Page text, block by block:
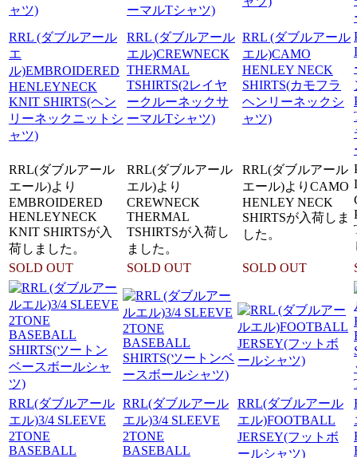
RRL (ダブルアール
エ
ル)EMBROIDERED
HENLEYNECK
KNIT SHIRTS(ヘン
リーネックニットシ
ャツ)
RRL (ダブルアール
エル)CREWNECK
THERMAL
TSHIRTS(2レイヤ
ークルーネックサ
ーマルTシャツ)
RRL (ダブルアール
エル)CAMO
HENLEY NECK
SHIRTS(カモフラ
ヘンリーネックシ
ャツ)
RRL(ダブルアール
エール)より
EMBROIDERED
HENLEYNECK
KNIT SHIRTSが入
荷しました。
RRL(ダブルアール
エル)より
CREWNECK
THERMAL
TSHIRTSが入荷し
ました。
RRL(ダブルアール
エール)よりCAMO
HENLEY NECK
SHIRTSが入荷しま
した。
SOLD OUT
SOLD OUT SOLD OUT
RRL(ダブルアール
エル)3/4 SLEEVE
2TONE
BASEBALL
RRL(ダブルアール
エル)3/4 SLEEVE
2TONE
BASEBALL
RRL(ダブルアール
エル)FOOTBALL
JERSEY(フットボ
ールシャツ)